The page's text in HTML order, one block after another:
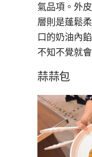
氣品項。外
層則是蓬鬆
口的奶油內
不知不覺就
蒜蒜包